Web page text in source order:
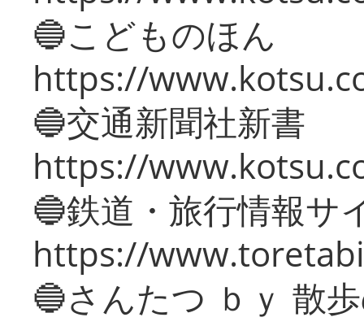
🔵こどものほん
https://
🔵交通新聞社新書
https://
🔵鉄道・旅行情報サ
https://
🔵さんたつ ｂｙ 散